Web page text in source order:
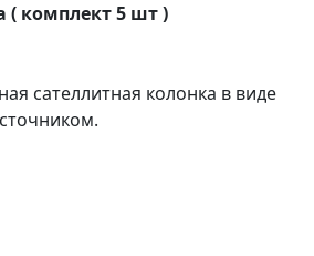
( комплект 5 шт )
сателлитная колонка в виде